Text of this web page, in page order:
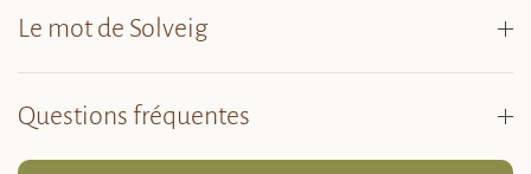
Le mot de Solveig
Questions fréquentes